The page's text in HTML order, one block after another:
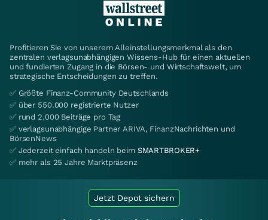
Profitieren Sie von unserem Alleinstellungsmerkmal als den
zentralen verlagsunabhängigen Wissens-Hub für einen aktuellen
und fundierten Zugang in die Börsen- und Wirtschaftswelt, um
strategische Entscheidungen zu treffen.
✅ Größte Finanz-Community Deutschlands
✅ über 550.000 registrierte Nutzer
✅ rund 2.000 Beiträge pro Tag
✅ verlagsunabhängige Partner ARIVA, FinanzNachrichten und
BörsenNews
✅ Jederzeit einfach handeln beim SMARTBROKER+
✅ mehr als 25 Jahre Marktpräsenz
Jetzt Depot sichern